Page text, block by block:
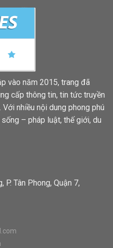
vào năm 2015, trang đã
cấp thông tin, tin tức truyền
nhiều nội dung phong phú
– pháp luật, thế giới, du
Tân Phong, Quận 7,